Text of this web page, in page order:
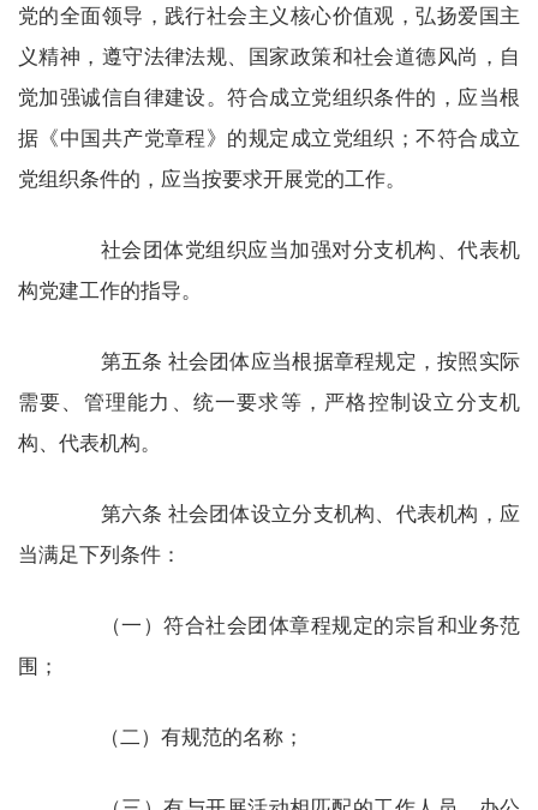
党的全面领导，践行社会主义核心价值观，弘扬爱国主
义精神，遵守法律法规、国家政策和社会道德风尚，自
觉加强诚信自律建设。符合成立党组织条件的，应当根
据《中国共产党章程》的规定成立党组织；不符合成立
党组织条件的，应当按要求开展党的工作。
社会团体党组织应当加强对分支机构、代表机
构党建工作的指导。
第五条 社会团体应当根据章程规定，按照实际
需要、管理能力、统一要求等，严格控制设立分支机
构、代表机构。
第六条 社会团体设立分支机构、代表机构，应
当满足下列条件：
（一）符合社会团体章程规定的宗旨和业务范
围；
（二）有规范的名称；